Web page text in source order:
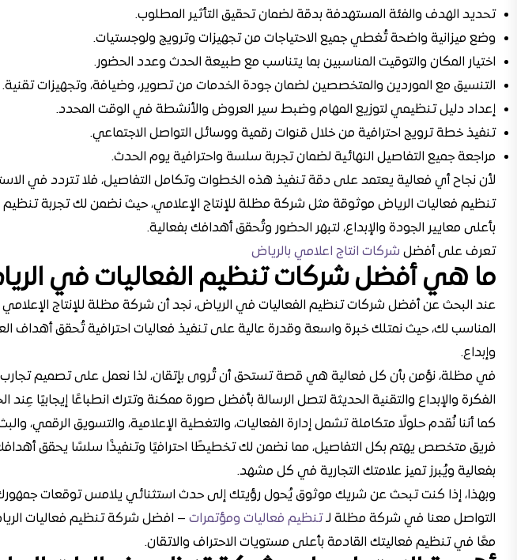
تحديد الهدف والفئة المستهدفة بدقة لضمان تحقيق التأثير المطلوب.
وضع ميزانية واضحة تُغطي جميع الاحتياجات من تجهيزات وترويج ولوجستيات.
اختيار المكان والتوقيت المناسبين بما يتناسب مع طبيعة الحدث وعدد الحضور.
التنسيق مع الموردين والمتخصصين لضمان جودة الخدمات من تصوير، وضيافة، وتجهيزات تقنية.
إعداد دليل تنظيمي لتوزيع المهام وضبط سير العروض والأنشطة في الوقت المحدد.
تنفيذ خطة ترويج احترافية من خلال قنوات رقمية ووسائل التواصل الاجتماعي.
مراجعة جميع التفاصيل النهائية لضمان تجربة سلسة واحترافية يوم الحدث.
لأن نجاح أي فعالية يعتمد على دقة تنفيذ هذه الخطوات وتكامل التفاصيل، فلا تتردد في
تنظيم فعاليات الرياض موثوقة مثل شركة مظلة للإنتاج الإعلامي، حيث نضمن لك تجربة تنظيم
بأعلى معايير الجودة والإبداع، لتبهر الحضور وتُحقق أهدافك بفعالية.
تعرف على أفضل شركات انتاج اعلامي بالرياض
ما هي أفضل شركات تنظيم الفعاليات في
عند البحث عن أفضل شركات تنظيم الفعاليات في الرياض، نجد أن شركة مظلة للإنتاج الإعلامي
المناسب لك، حيث نمتلك خبرة واسعة وقدرة عالية على تنفيذ فعاليات احترافية تُحقق أهداف
وإبداع.
في مظلة، نؤمن بأن كل فعالية هي قصة تستحق أن تُروى بإتقان، لذا نعمل على تصميم
الفكرة والإبداع والتقنية الحديثة لتصل الرسالة بأفضل صورة ممكنة وتترك انطباعًا إيجابيًا عِند
كما أننا نُقدم حلولًا متكاملة تشمل إدارة الفعاليات، والتغطية الإعلامية، والتسويق الرقمي،
فريق متخصص يهتم بكل التفاصيل، مما نضمن لك تخطيطًا احترافيًا وتنفيذًا سلسًا يحقق
بفعالية ويُبرز تميز علامتك التجارية في كل مشهد.
وبهذا، إذا كنت تبحث عن شريك موثوق يُحول رؤيتك إلى حدث استثنائي يلامس توقعات
التواصل معنا في شركة مظلة لـتنظيم فعاليات ومؤتمرات – افضل شركة تنظيم فعاليات
معًا في تنظيم فعاليتك القادمة بأعلى مستويات الاحتراف والاتقان.